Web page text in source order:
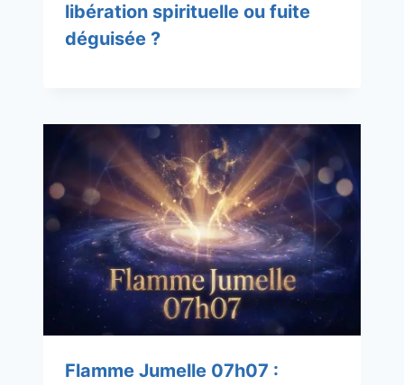
libération spirituelle ou fuite
déguisée ?
Flamme Jumelle 07h07 :